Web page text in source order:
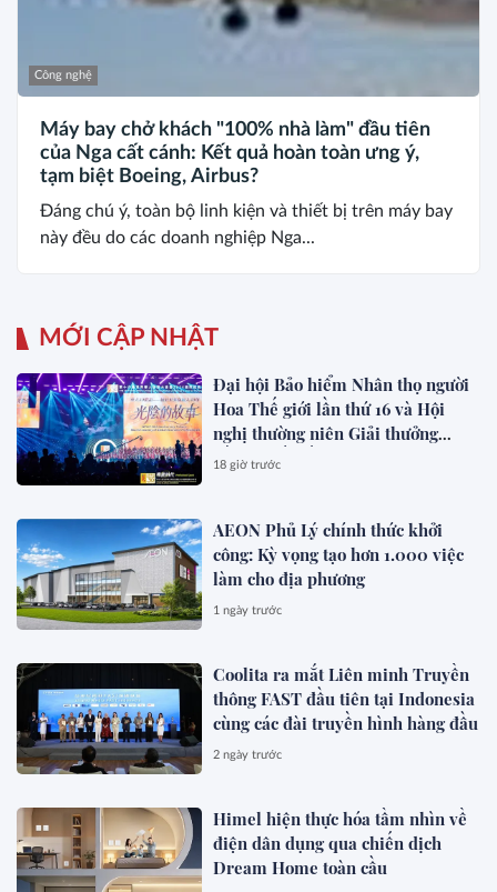
Công nghệ
Máy bay chở khách "100% nhà làm" đầu tiên
của Nga cất cánh: Kết quả hoàn toàn ưng ý,
tạm biệt Boeing, Airbus?
Đáng chú ý, toàn bộ linh kiện và thiết bị trên máy bay
này đều do các doanh nghiệp Nga...
MỚI CẬP NHẬT
Đại hội Bảo hiểm Nhân thọ người
Hoa Thế giới lần thứ 16 và Hội
nghị thường niên Giải thưởng
Rồng Quốc tế (IDA) 2026 được tổ
18 giờ trước
AEON Phủ Lý chính thức khởi
công: Kỳ vọng tạo hơn 1.000 việc
làm cho địa phương
1 ngày trước
Coolita ra mắt Liên minh Truyền
thông FAST đầu tiên tại Indonesia
cùng các đài truyền hình hàng đầu
2 ngày trước
Himel hiện thực hóa tầm nhìn về
điện dân dụng qua chiến dịch
Dream Home toàn cầu